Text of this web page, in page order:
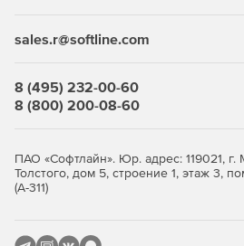
Отображение сообщений
Различные режимы
пользователя и пароль, Scratch
Использование Mac в качестве
потребление полосы
sales.r@softline.com
8 (495) 232-00-60
8 (800) 200-08-60
ПАО «Софтлайн». Юр. адрес: 119021, г.
Толстого, дом 5, строение 1, этаж 3,
(А-311)